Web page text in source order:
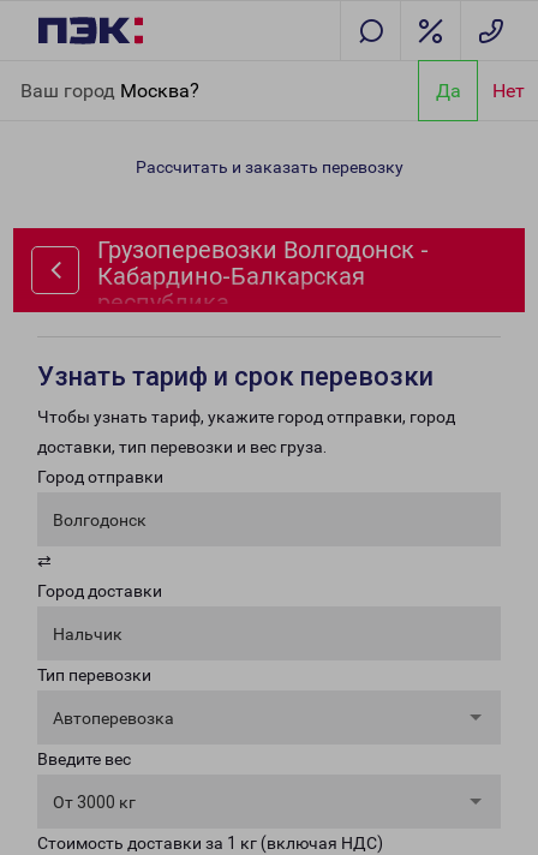
Ваш город Москва? Да Нет
Кабардино-Балкарская республика
Рассчитать и заказать перевозку
Грузоперевозки Волгодонск -
Кабардино-Балкарская
республика
Узнать тариф и срок перевозки
Чтобы узнать тариф, укажите город отправки, город
доставки, тип перевозки и вес груза.
Город отправки
Волгодонск
⇄
Город доставки
Нальчик
Тип перевозки
Автоперевозка
Введите вес
От 3000 кг
Стоимость доставки за 1 кг (включая НДС)